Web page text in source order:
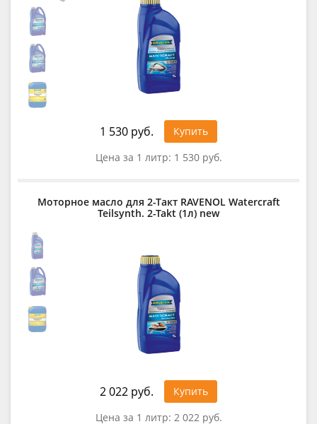
1 530 руб.
Купить
Цена за 1 литр: 1 530 руб.
Моторное масло для 2-Такт RAVENOL Watercraft
Teilsynth. 2-Takt (1л) new
2 022 руб.
Купить
Цена за 1 литр: 2 022 руб.